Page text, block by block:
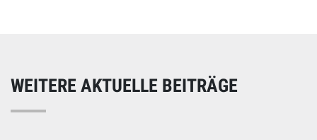
WEITERE AKTUELLE BEITRÄGE